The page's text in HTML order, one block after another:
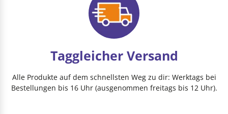
Taggleicher Versand
Alle Produkte auf dem schnellsten Weg zu dir: Werktags bei
Bestellungen bis 16 Uhr (ausgenommen freitags bis 12 Uhr).